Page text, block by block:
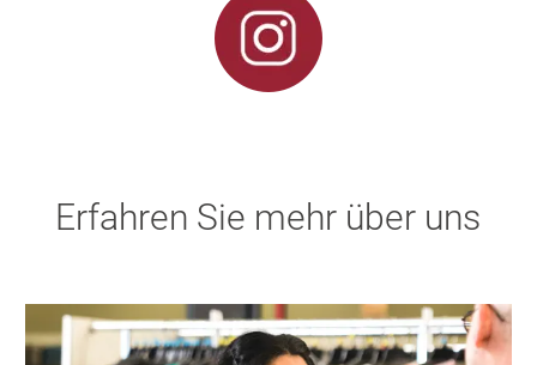
Erfahren Sie mehr über uns